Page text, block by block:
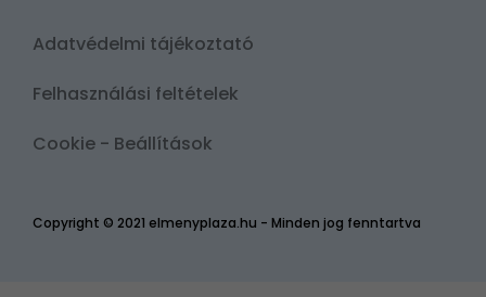
Copyright © 2021 elmenyplaza.hu - Minden jog fenntartva
Adatvédelmi tájékoztató
Felhasználási feltételek
Cookie - Beállítások